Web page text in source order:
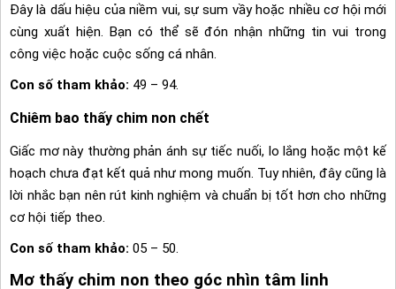
Đây là dấu hiệu của niềm vui, sự sum vầy hoặc nhiều cơ hội mới
cùng xuất hiện. Bạn có thể sẽ đón nhận những tin vui trong
công việc hoặc cuộc sống cá nhân.
Con số tham khảo: 49 – 94.
Chiêm bao thấy chim non chết
Giấc mơ này thường phản ánh sự tiếc nuối, lo lắng hoặc một kế
hoạch chưa đạt kết quả như mong muốn. Tuy nhiên, đây cũng là
lời nhắc bạn nên rút kinh nghiệm và chuẩn bị tốt hơn cho những
cơ hội tiếp theo.
Con số tham khảo: 05 – 50.
Mơ thấy chim non theo góc nhìn tâm linh